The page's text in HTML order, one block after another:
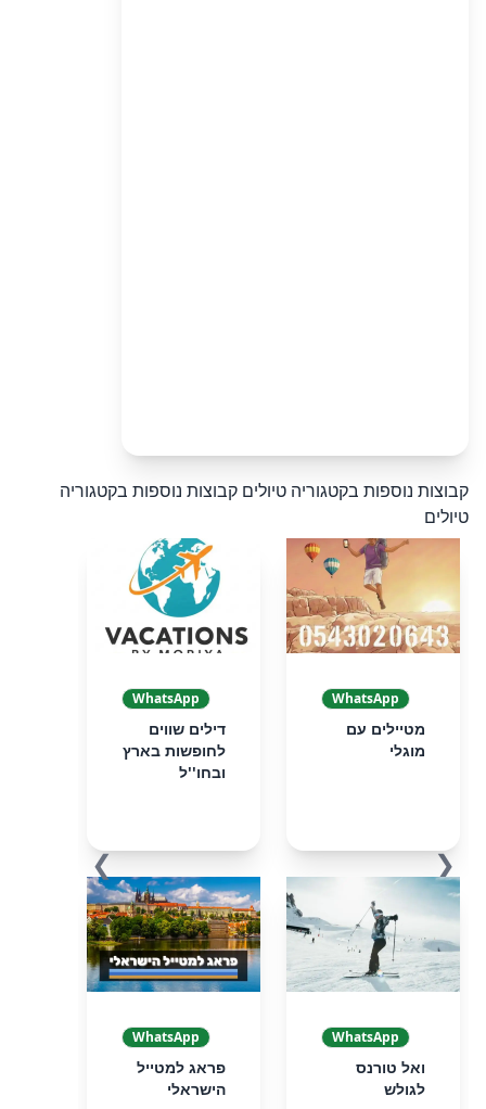
קבוצות נוספות בקטגוריה טיולים קבוצות נוספות בקטגוריה
טיולים
❮
WhatsApp
מטיילים עם
מוגלי
WhatsApp
דילים שווים
לחופשות בארץ
ובחו''ל
WhatsApp
ואל טורנס
לגולש
WhatsApp
פראג למטייל
הישראלי
❯